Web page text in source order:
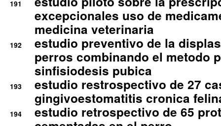
191
excepcionales uso de
medicina veterinaria
192
estudio preventivo de la
perros combinando el metodo
sinfisiodesis pubica
193
estudio restrospectivo de 27
gingivoestomatitis cronica
194
estudio retrospectivo de 65